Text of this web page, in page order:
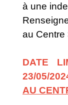
à une
au Centre
DATE
23/05/
AU